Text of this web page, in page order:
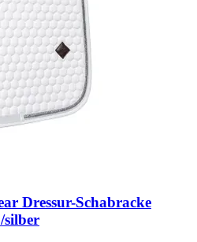
Dressur-​Schabracke
silber